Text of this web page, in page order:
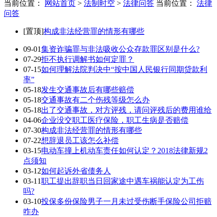
当前位置： 网站首页 > 法制时空 > 法律问答 当前位置： 法律
问答
[置顶]构成非法经营罪的情形有哪些
09-01集资诈骗罪与非法吸收公众存款罪区别是什么?
07-29拒不执行调解书如何定罪？
07-15如何理解法院判决中“按中国人民银行同期贷款利
率”
05-18发生交通事故后有哪些赔偿
05-18交通事故有二个伤残等级怎么办
05-18出了交通事故，对方评残，请问评残后的费用谁给
04-06企业没交职工医疗保险，职工生病是否赔偿
07-30构成非法经营罪的情形有哪些
07-22想辞退员工该怎么补偿
03-15电动车撞上机动车责任如何认定？2018法律新规2
点须知
03-12如何起诉外省债务人
03-11职工提出辞职当日回家途中遇车祸能认定为工伤
吗?
03-10投保多份保险男子一月未过受伤断手保险公司拒赔
咋办